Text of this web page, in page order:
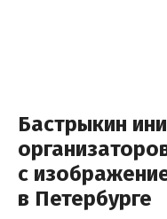
Бастрыкин
с
в Петербурге